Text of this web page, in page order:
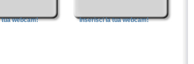
webcam! Inserisci la tua webcam!